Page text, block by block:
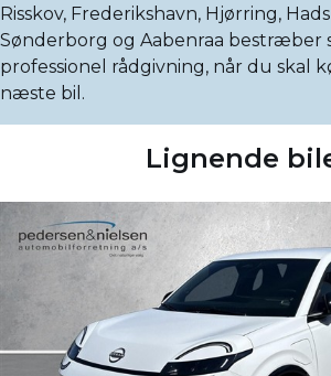
Risskov, Frederikshavn, Hjørring,
Sønderborg og Aabenraa bestræber
professionel rådgivning, når du skal
næste bil.
Lignende